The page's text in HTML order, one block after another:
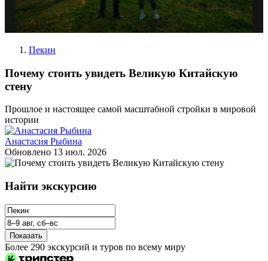
Пекин
Почему стоить увидеть Великую Китайскую
стену
Прошлое и настоящее самой масштабной стройки в мировой
истории
Анастасия Рыбина
Обновлено 13 июл. 2026
Найти экскурсию
Показать
Более 290 экскурсий и туров по всему миру